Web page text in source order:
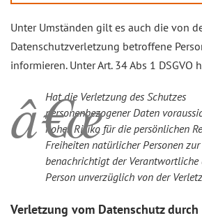
Unter Umständen gilt es auch die von
Datenschutzverletzung betroffene
informieren. Unter Art. 34 Abs 1 DSGVO
Hat die Verletzung des Schutzes
personenbezogener Daten
hohes Risiko für die persönlichen
Freiheiten natürlicher Personen zur
benachrichtigt der Verantwortliche
Person unverzüglich von der
Verletzung vom Datenschutz